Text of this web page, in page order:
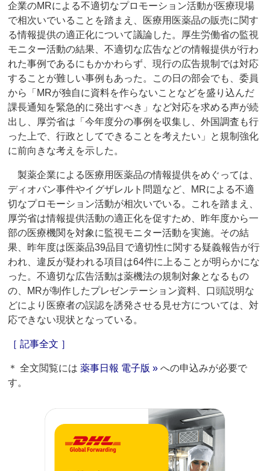
企業のMRによる不適切なプロモーション活動が医療現場
で相次いでいることを踏まえ、医療用医薬品の販売に関す
る情報提供の適正化について議論した。厚生労働省の監視
モニター活動の結果、不適切な広告などの情報提供が行わ
れた事例であるにもかかわらず、現行の広告規制では対応
することが難しい事例もあった。この日の部会でも、委員
から「MRが独自に資料を作らないことなどを盛り込んだ
課長通知を緊急的に発出すべき」など対応を求める声が続
出し、厚労省は「今年度分の事例を収集し、外国調査も行
った上で、行政としてできることを考えたい」と規制強化
に前向きな考えを示した。
製薬企業による医療用医薬品の情報提供をめぐっては、
ディオバン事件やイグザレルト問題など、MRによる不適
切なプロモーション活動が相次いでいる。これを踏まえ、
厚労省は情報提供活動の適正化を促すため、昨年度から一
部の医療機関を対象に監視モニター活動を実施。その結
果、昨年度は医薬品39品目で適切性に関する疑義報告が行
われ、違反が疑われる項目は64件に上ることが明らかにな
った。不適切な広告活動は薬機法の規制対象となるもの
の、MRが制作したプレゼンテーション資料、口頭説明な
どにより医療者の誤認を誘発させる見せ方については、対
応できない現状となっている。
［ 記事全文 ］
＊ 全文閲覧には薬事日報 電子版 » への申込みが必要で
す。